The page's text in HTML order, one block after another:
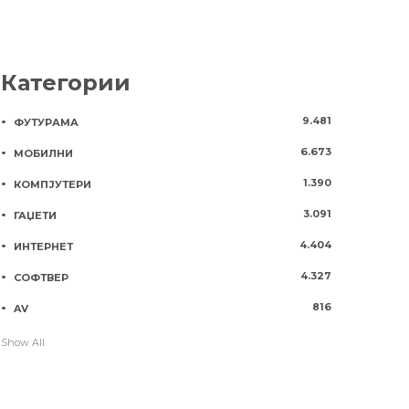
Категории
ФУТУРАМА 9.481
МОБИЛНИ 6.673
КОМПЈУТЕРИ 1.390
ГАЏЕТИ 3.091
ИНТЕРНЕТ 4.404
СОФТВЕР 4.327
AV 816
Show All